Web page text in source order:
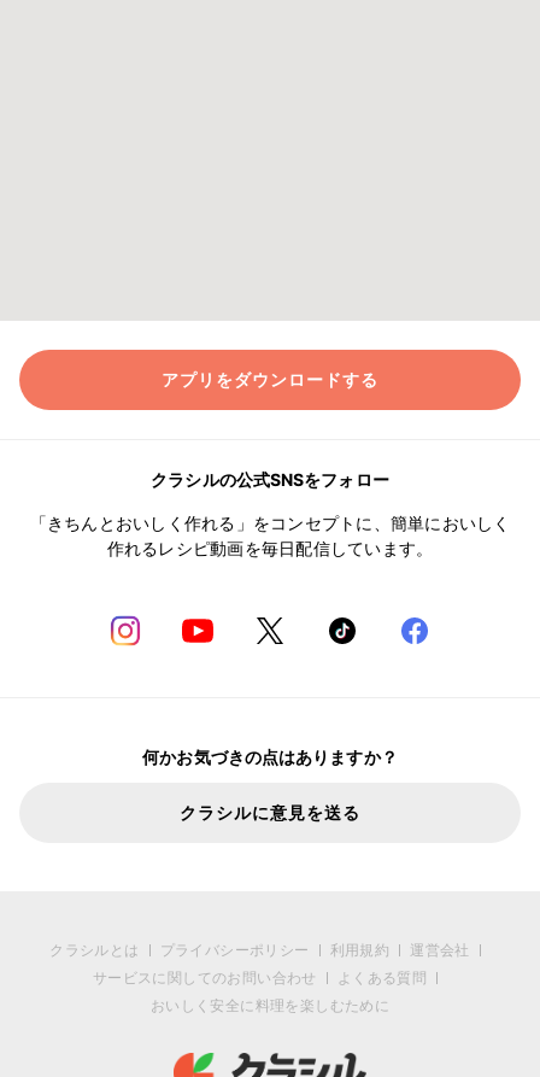
アプリをダウンロードする
クラシルの公式SNSをフォロー
「きちんとおいしく作れる」をコンセプトに、簡単においしく
作れるレシピ動画を毎日配信しています。
何かお気づきの点はありますか？
クラシルに意見を送る
クラシルとは プライバシーポリシー 利用規約
運営会社
サービスに関してのお問い合わせ
よくある質問
おいしく安全に料理を楽しむために